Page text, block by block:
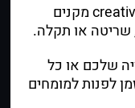
– אנו בחברת creative walls מקנים
שריטה או תקלה.
שלכם או כל
לפנות למומחים